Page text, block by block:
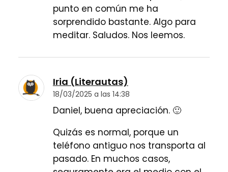
punto en común me ha
sorprendido bastante. Algo para
meditar. Saludos. Nos leemos.
Iria (Literautas)
18/03/2025 a las 14:38
Daniel, buena apreciación. 🙂
Quizás es normal, porque un
teléfono antiguo nos transporta al
pasado. En muchos casos,